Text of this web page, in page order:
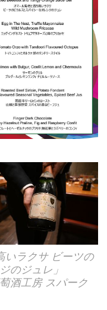
いラクサ ビーツの
のジュレ」
酒工房 スパーク